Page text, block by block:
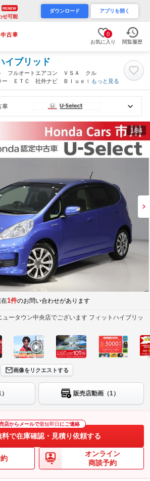
RENEW
せ可能
ダウンロード アプリを開く
0
お気に入り 閲覧履歴
イブリッド
フルオートエアコン ＶＳＡ クル
ー ＥＴＣ 社外ナビ Ｂｌｕｅｔｏ
ホイール ３モードドライブシステ
もっと見る
車
1 /84
1件のお問い合わせがあります
ータウン中央店でございます フィットハイブリッ
画像をリクエストする
販売店動画（1）
店からメールで最短即日 にご連絡
料で在庫確認・見積り依頼する
オンライン
商談予約